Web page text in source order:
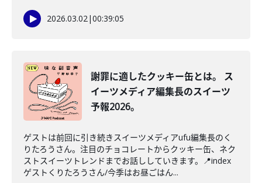
2026.03.02|00:39:05
謝罪に適したクッキー缶とは。 ス
イーツメディア編集長のスイーツ
予報2026。
ゲストは前回に引き続きスイーツメディアufu編集長のく
りたろうさん。注目のチョコレートからクッキー缶、ネク
ストスイーツトレンドまでお話ししていきます。📍index
ゲストくりたろうさん/今季はお昼ごはん...